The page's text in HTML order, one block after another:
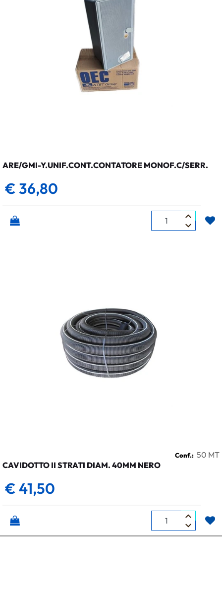
ARE/GMI-Y.UNIF.CONT.CONTATORE MONOF.C/SERR.
€ 36,80
Quantità
Conf.: 50 MT
CAVIDOTTO II STRATI DIAM. 40MM NERO
€ 41,50
Quantità